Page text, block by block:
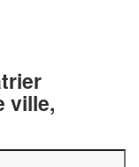
ville,